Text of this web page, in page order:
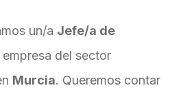
un/a Jefe/a de
empresa del sector
Murcia. Queremos contar